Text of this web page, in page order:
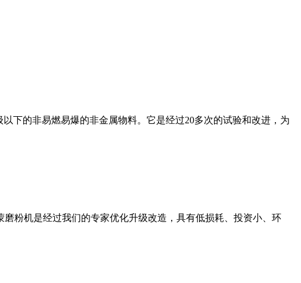
下的非易燃易爆的非金属物料。它是经过20多次的试验和改进，为
粉机是经过我们的专家优化升级改造，具有低损耗、投资小、环